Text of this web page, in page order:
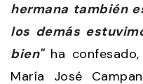
hermana también
los demás
bien"ha confesado,
María José